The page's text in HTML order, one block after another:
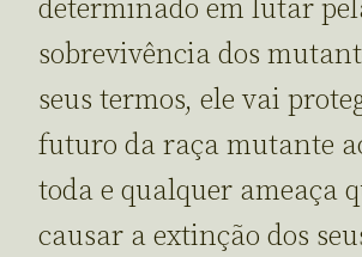
determinado em lutar
sobrevivência dos
seus termos, ele vai
futuro da raça mutante
toda e qualquer ameaça
causar a extinção dos